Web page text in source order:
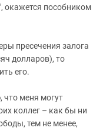
окажется пособником
пресечения залога
долларов), то
его.
меня могут
коллег – как бы ни
тем не менее,